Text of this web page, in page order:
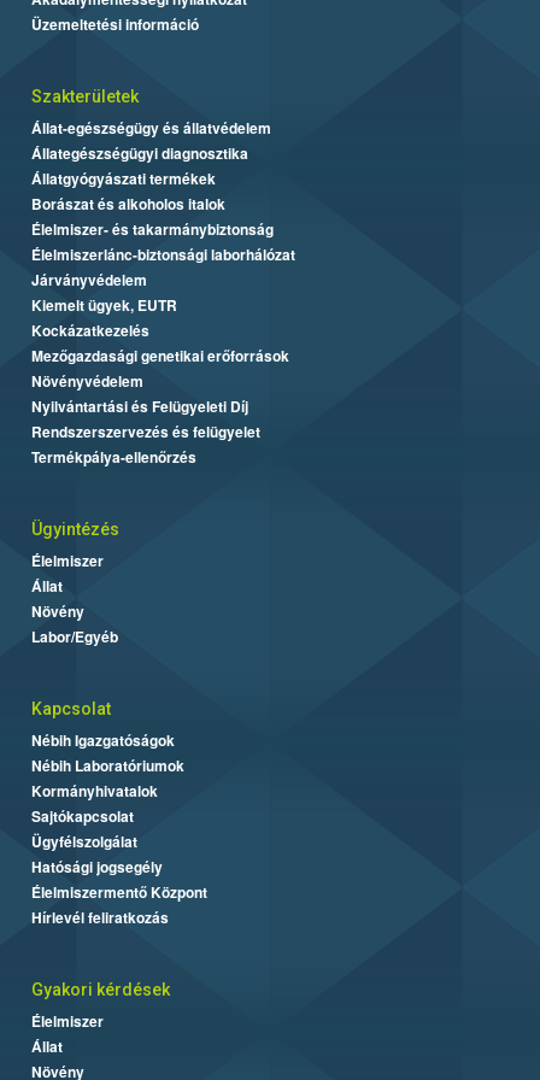
Üzemeltetési információ
Szakterületek
Állat-egészségügy és állatvédelem
Állategészségügyi diagnosztika
Állatgyógyászati termékek
Borászat és alkoholos italok
Élelmiszer- és takarmánybiztonság
Élelmiszerlánc-biztonsági laborhálózat
Járványvédelem
Kiemelt ügyek, EUTR
Kockázatkezelés
Mezőgazdasági genetikai erőforrások
Növényvédelem
Nyilvántartási és Felügyeleti Díj
Rendszerszervezés és felügyelet
Termékpálya-ellenőrzés
Ügyintézés
Élelmiszer
Állat
Növény
Labor/Egyéb
Kapcsolat
Nébih Igazgatóságok
Nébih Laboratóriumok
Kormányhivatalok
Sajtókapcsolat
Ügyfélszolgálat
Hatósági jogsegély
Élelmiszermentő Központ
Hírlevél feliratkozás
Gyakori kérdések
Élelmiszer
Állat
Növény